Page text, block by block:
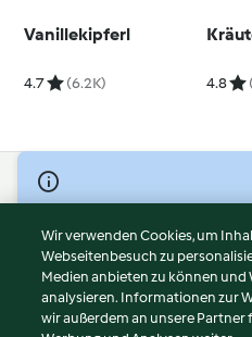
Vanillekipferl
4.7 (6.2K) 4.8
© Copyright 2026
Nutzungsbedingungen
Datenschutzrichtlinien
Disclaimer
Impressum
Wir verwenden Cookies, um
Webseitenbesuch zu
Medien anbieten zu können und
analysieren. Informationen zur
wir außerdem an unsere Partner